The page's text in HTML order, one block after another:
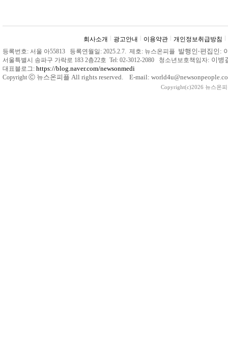
회사소개 광고안내 이용약관
개인정보취급방침
등록번호: 서울 아55813 등록연월일: 2025.2.7. 제호: 뉴스온피플 발행인 ‧편집인:
서울특별시 송파구 가락로 183 2층22호 Tel: 02-3012-2080 청소년보호책임자: 이
대표블로그: https://blog.naver.com/newsonmedi
Copyright Ⓒ 뉴스온피플 All rights reserved. E-mail:
Copyright(c)2026 뉴스온